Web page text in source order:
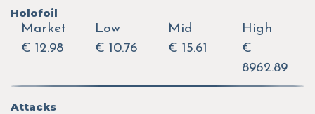
Holofoil
Market
€ 12.98
Low
€ 10.76
Mid
€ 15.61
High
€
8962.89
Attacks